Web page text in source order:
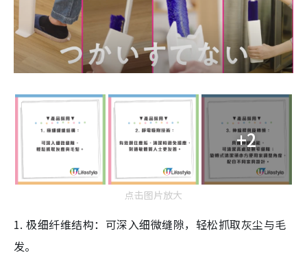
+2
点击图片放大
1. 极细纤维结构：可深入细微缝隙，轻松抓取灰尘与毛
发。